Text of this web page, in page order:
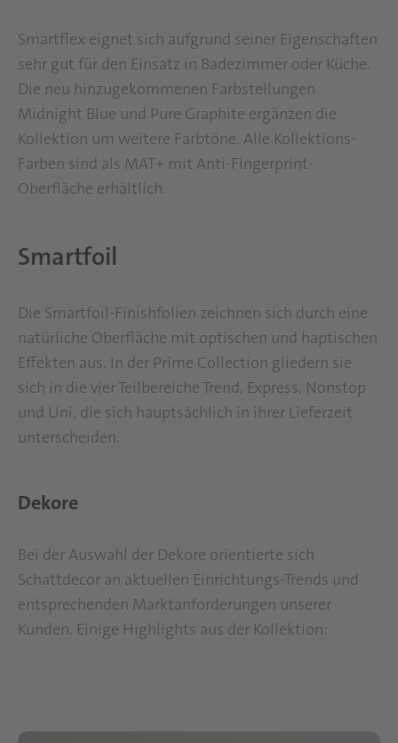
Smartflex eignet sich aufgrund seiner Eigenschaften
sehr gut für den Einsatz in Badezimmer oder Küche.
Die neu hinzugekommenen Farbstellungen
Midnight Blue und Pure Graphite ergänzen die
Kollektion um weitere Farbtöne. Alle Kollektions-
Farben sind als MAT+ mit Anti-Fingerprint-
Oberfläche erhältlich.
Smartfoil
Die Smartfoil-Finishfolien zeichnen sich durch eine
natürliche Oberfläche mit optischen und haptischen
Effekten aus. In der Prime Collection gliedern sie
sich in die vier Teilbereiche Trend, Express, Nonstop
und Uni, die sich hauptsächlich in ihrer Lieferzeit
unterscheiden.
Dekore
Bei der Auswahl der Dekore orientierte sich
Schattdecor an aktuellen Einrichtungs-Trends und
entsprechenden Marktanforderungen unserer
Kunden. Einige Highlights aus der Kollektion: